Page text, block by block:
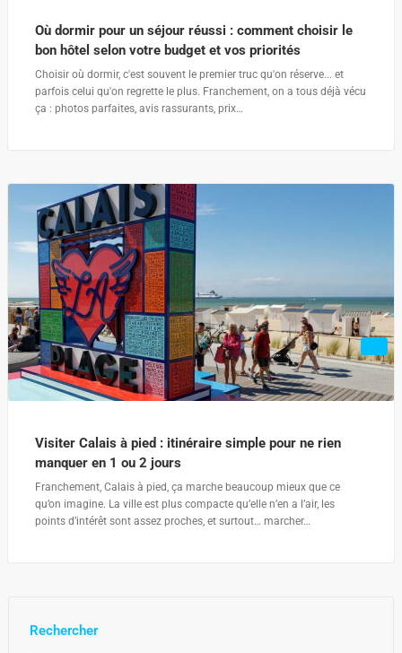
Où dormir pour un séjour réussi : comment choisir le
bon hôtel selon votre budget et vos priorités
Choisir où dormir, c'est souvent le premier truc qu'on réserve... et
parfois celui qu'on regrette le plus. Franchement, on a tous déjà vécu
ça : photos parfaites, avis rassurants, prix…
Visiter Calais à pied : itinéraire simple pour ne rien
manquer en 1 ou 2 jours
Franchement, Calais à pied, ça marche beaucoup mieux que ce
qu’on imagine. La ville est plus compacte qu’elle n’en a l’air, les
points d’intérêt sont assez proches, et surtout… marcher…
Rechercher